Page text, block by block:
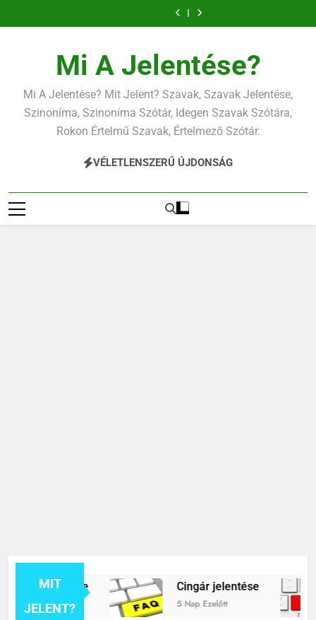
a
Mi A Jelentése?
Mi A Jelentése? Mit Jelent? Szavak, Szavak Jelentése,
Szinoníma, Szinoníma Szótár, Idegen Szavak Szótára,
Rokon Értelmű Szavak, Értelmező Szótár.
VÉLETLENSZERŰ ÚJDONSÁG
MIT
JELENT?
jelentése Cingár jelentése
5 Nap Ezelőtt